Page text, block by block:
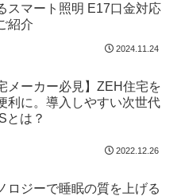
スマート照明 E17口金対応
紹介
2024.11.24
メーカー必見】ZEH住宅を
利に。導入しやすい次世代
とは？
2022.12.26
ロジーで睡眠の質を上げる